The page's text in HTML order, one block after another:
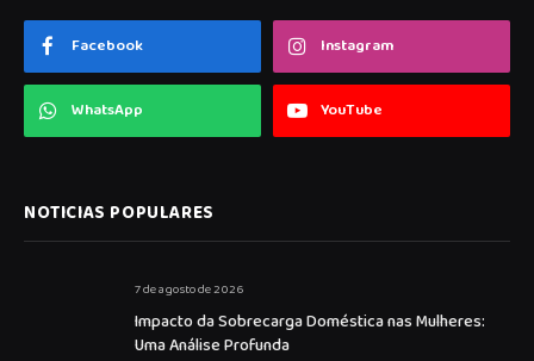
Facebook Instagram
WhatsApp YouTube
NOTICIAS POPULARES
7 de agosto de 2026
Impacto da Sobrecarga Doméstica nas Mulheres:
Uma Análise Profunda